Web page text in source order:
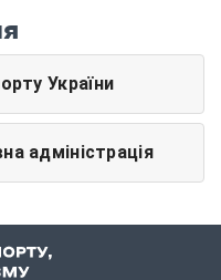
України
адміністрація